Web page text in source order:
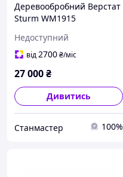
Деревообробний Верстат
Sturm WM1915
Недоступний
від2700₴/міс
27 000₴
Дивитись
Станмастер 100%